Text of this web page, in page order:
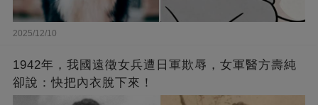
2025/12/10
1942年，我國遠徵女兵遭日軍欺辱，女軍醫方壽純
卻說：快把內衣脫下來！